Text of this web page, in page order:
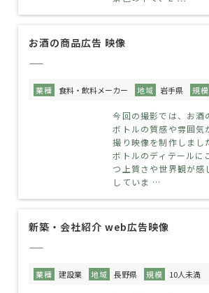
お酒の商品広告 映像
——
業種 食料・飲料メーカー 地域 岩手県 規模
今回の撮影では、お酒
ボトルの質感や雰囲気
撮り映像を制作しまし
ボトルのディテールに
つ上質さや世界観が感
していま …
新築・会社紹介 web広告映像
——
業種 建設業 地域 長野県 規模 10人未満